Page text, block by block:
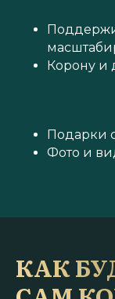
Корону и
Подарки
Фото и
КАК